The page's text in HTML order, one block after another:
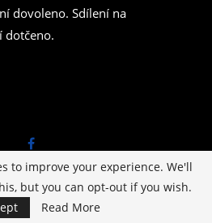
dovoleno. Sdílení na
dotčeno.
I Design by
to improve your experience. We'll
but you can opt-out if you wish.
Read More